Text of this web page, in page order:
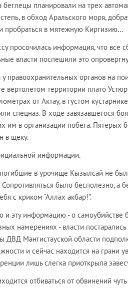
беглецы планировали на трех
в обход Аральского моря,
пробраться в мятежную Киргизию…
просочилась информация, что
власти поспешили это
правоохранительных органов на
вертолетом территории плато
от Актау, в густом
спецназ. В ходе завязавшегося
им в организации побега. Пятерых
в щеку.
информации.
в урочище Кызылсай не
было бесполезно,
с криком “Аллах акбар!”.
и эту информацию - о самоубийстве
намерениях - власти
ДВД Мангистауской области
и сейчас находится на грани
лишь слегка приоткрыла
отбиваться от обвинений